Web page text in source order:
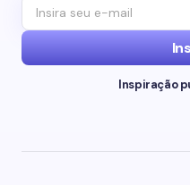
Inspiração